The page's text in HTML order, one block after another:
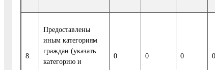
8.
Предоставлены
иным категориям
граждан (указать
категорию и
0 0 0 0